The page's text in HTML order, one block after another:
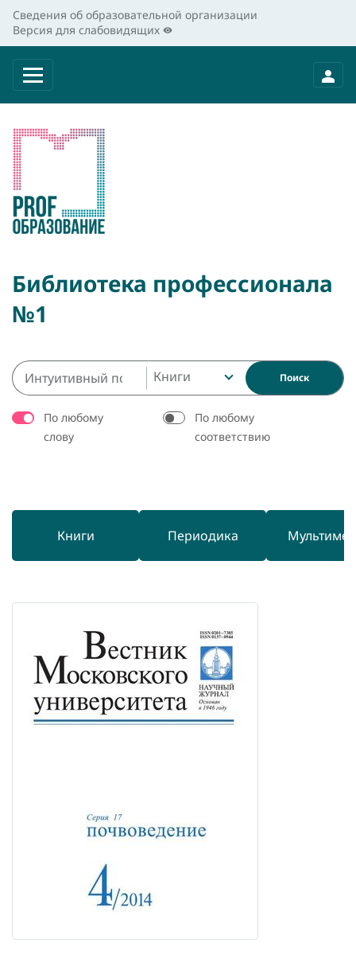
Сведения об образовательной организации
Версия для слабовидящих
Библиотека профессионала
№1
Книги Поиск
По любому
слову
По любому
соответствию
Книги Периодика